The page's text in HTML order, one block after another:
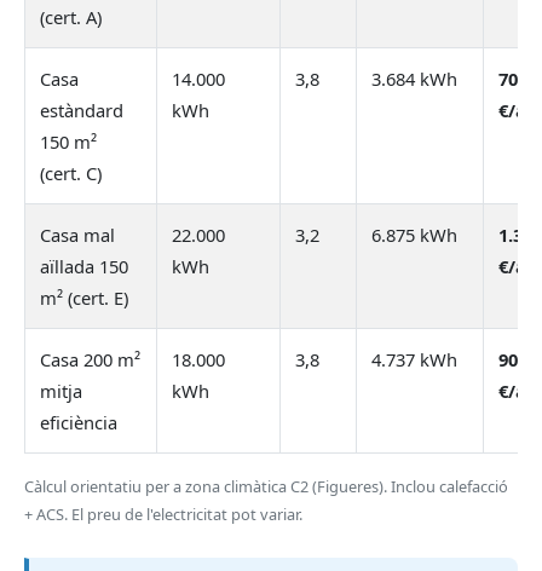
(cert. A)
Casa
estàndard
150 m²
(cert. C)
14.000
kWh
3,8 3.684 kWh
700
€/
Casa mal
aïllada 150
m² (cert. E)
22.000
kWh
3,2 6.875 kWh
1.306
€/
Casa 200 m²
mitja
eficiència
18.000
kWh
3,8 4.737 kWh
900
€/
Càlcul orientatiu per a zona climàtica C2 (Figueres). Inclou calefacció
+ ACS. El preu de l'electricitat pot variar.